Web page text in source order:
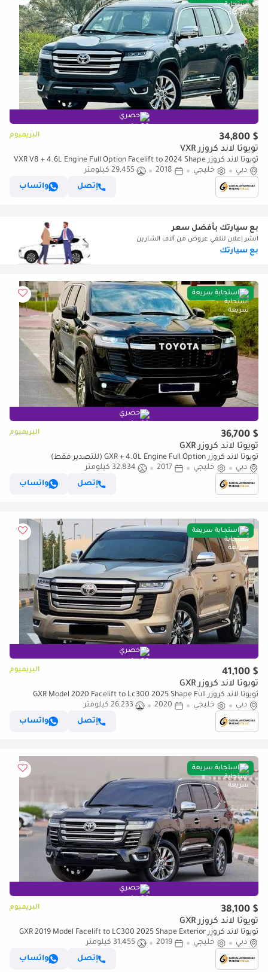
حصري
$ 34,800 البريميوم
تويوتا لاند كروزر VXR
تويوتا لاند كروزر VXR V8 + 4.6L Engine Full Option Facelift to 2024 Shape
Exterior and Interior Both (للتصدير فقط)
دبي خليجي 2018
29,455 كيلومتر
إتصل
واتساب
بع سيارتك بأفضل سعر
انشر إعلان لتلقي عروض من آلاف الشارين
بع سيارتك
استجابة سريعة
حصري
$ 36,700 البريميوم
تويوتا لاند كروزر GXR
تويوتا لاند كروزر GXR + 4.0L Engine Full Option (للتصدير فقط)
دبي
خليجي 2017
32,834 كيلومتر
إتصل
واتساب
استجابة سريعة
حصري
$ 41,100 البريميوم
تويوتا لاند كروزر GXR
تويوتا لاند كروزر GXR Model 2020 Facelift to Lc300 2025 Shape Full
Option (للتصدير فقط)
دبي خليجي 2020
26,233 كيلومتر
إتصل
واتساب
استجابة سريعة
حصري
$ 38,100 البريميوم
تويوتا لاند كروزر GXR
تويوتا لاند كروزر GXR 2019 Model Facelift to LC300 2025 Shape Exterior
and Interior Both Car is very Clean and Perfect
دبي خليجي 2019
31,455 كيلومتر
إتصل
واتساب